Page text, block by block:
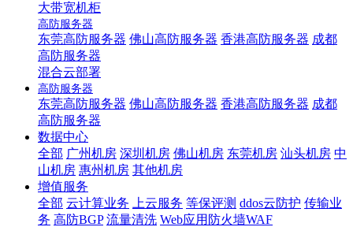
大带宽机柜
高防服务器
东莞高防服务器 佛山高防服务器 香港高防服务器 成都
高防服务器
混合云部署
高防服务器
东莞高防服务器 佛山高防服务器 香港高防服务器 成都
高防服务器
数据中心
全部 广州机房 深圳机房 佛山机房 东莞机房 汕头机房 中
山机房 惠州机房 其他机房
增值服务
全部 云计算业务 上云服务 等保评测 ddos云防护 传输业
务 高防BGP 流量清洗 Web应用防火墙WAF